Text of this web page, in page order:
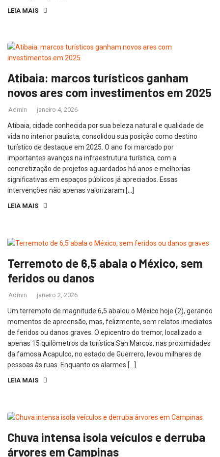
LEIA MAIS
Atibaia: marcos turísticos ganham
novos ares com investimentos em 2025
Admin janeiro 4, 2026
Atibaia, cidade conhecida por sua beleza natural e qualidade de
vida no interior paulista, consolidou sua posição como destino
turístico de destaque em 2025. O ano foi marcado por
importantes avanços na infraestrutura turística, com a
concretização de projetos aguardados há anos e melhorias
significativas em espaços públicos já apreciados. Essas
intervenções não apenas valorizaram […]
LEIA MAIS
Terremoto de 6,5 abala o México, sem
feridos ou danos
Admin janeiro 2, 2026
Um terremoto de magnitude 6,5 abalou o México hoje (2), gerando
momentos de apreensão, mas, felizmente, sem relatos imediatos
de feridos ou danos graves. O epicentro do tremor, localizado a
apenas 15 quilômetros da turística San Marcos, nas proximidades
da famosa Acapulco, no estado de Guerrero, levou milhares de
pessoas às ruas. Enquanto os alarmes […]
LEIA MAIS
Chuva intensa isola veículos e derruba
árvores em Campinas